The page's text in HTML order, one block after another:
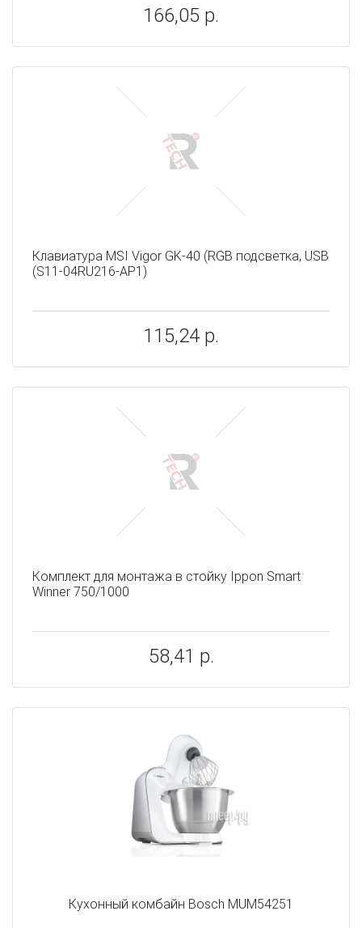
166,05 р.
Клавиатура MSI Vigor GK-40 (RGB подсветка, USB
(S11-04RU216-AP1)
115,24 р.
Комплект для монтажа в стойку Ippon Smart
Winner 750/1000
58,41 р.
Кухонный комбайн Bosch MUM54251